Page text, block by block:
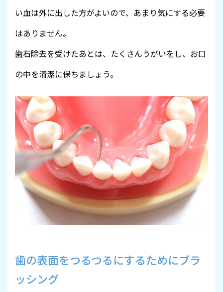
い血は外に出した方がよいので、あまり気にする必要
はありません。
歯石除去を受けたあとは、たくさんうがいをし、お口
の中を清潔に保ちましょう。
歯の表面をつるつるにするためにブラ
ッシング